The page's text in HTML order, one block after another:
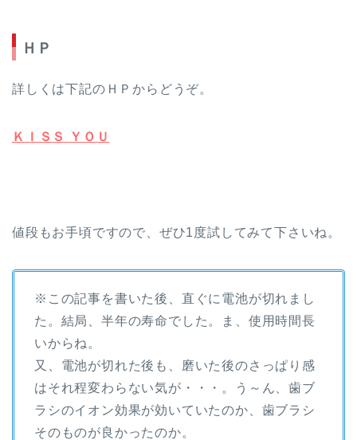
ＨＰ
詳しくは下記のＨＰからどうぞ。
ＫＩＳＳ ＹＯＵ
値段もお手頃ですので、ぜひ1度試してみて下さいね。
※この記事を書いた後、直ぐに電池が切れまし
た。結局、半年の寿命でした。ま、使用時間長
いからね。
又、電池が切れた後も、磨いた後のさっぱり感
はそれ程変わらない気が・・・。う～ん、歯ブ
ラシのイオン効果が効いていたのか、歯ブラシ
そのものが良かったのか。